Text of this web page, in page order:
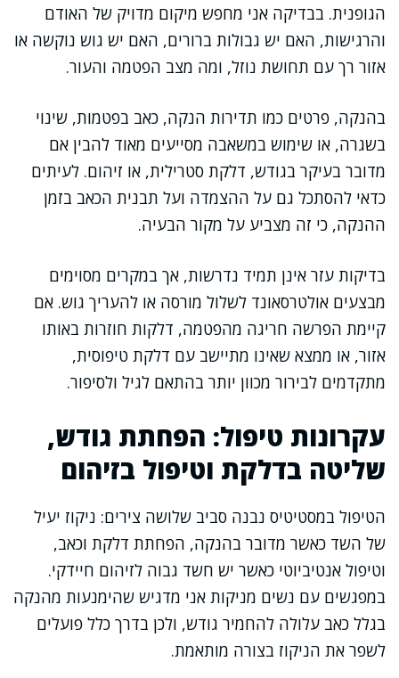
הגופנית. בבדיקה אני מחפש מיקום מדויק של האודם
והרגישות, האם יש גבולות ברורים, האם יש גוש נוקשה או
אזור רך עם תחושת נוזל, ומה מצב הפטמה והעור.
בהנקה, פרטים כמו תדירות הנקה, כאב בפטמות, שינוי
בשגרה, או שימוש במשאבה מסייעים מאוד להבין אם
מדובר בעיקר בגודש, דלקת סטרילית, או זיהום. לעיתים
כדאי להסתכל גם על ההצמדה ועל תבנית הכאב בזמן
ההנקה, כי זה מצביע על מקור הבעיה.
בדיקות עזר אינן תמיד נדרשות, אך במקרים מסוימים
מבצעים אולטרסאונד לשלול מורסה או להעריך גוש. אם
קיימת הפרשה חריגה מהפטמה, דלקות חוזרות באותו
אזור, או ממצא שאינו מתיישב עם דלקת טיפוסית,
מתקדמים לבירור מכוון יותר בהתאם לגיל ולסיפור.
עקרונות טיפול: הפחתת גודש,
שליטה בדלקת וטיפול בזיהום
הטיפול במסטיטיס נבנה סביב שלושה צירים: ניקוז יעיל
של השד כאשר מדובר בהנקה, הפחתת דלקת וכאב,
וטיפול אנטיביוטי כאשר יש חשד גבוה לזיהום חיידקי.
במפגשים עם נשים מניקות אני מדגיש שהימנעות מהנקה
בגלל כאב עלולה להחמיר גודש, ולכן בדרך כלל פועלים
לשפר את הניקוז בצורה מותאמת.